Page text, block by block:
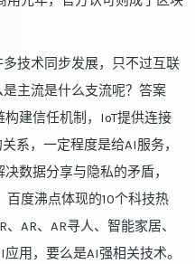
技术同步发展，只不过互联
主流是什么支流呢？答案
建信任机制，IoT提供连接
系，一定程度是给AI服务，
数据分享与隐私的矛盾，
百度沸点体现的10个科技热
AR、AR寻人、智能家居、
用，要么是AI强相关技术。